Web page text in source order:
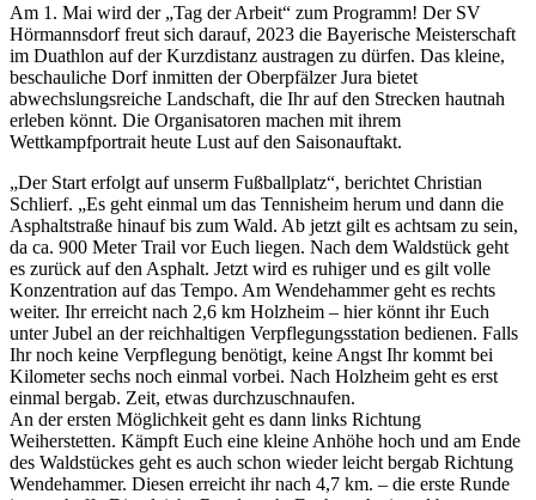
Am 1. Mai wird der „Tag der Arbeit“ zum Programm! Der SV
Hörmannsdorf freut sich darauf, 2023 die Bayerische Meisterschaft
im Duathlon auf der Kurzdistanz austragen zu dürfen. Das kleine,
beschauliche Dorf inmitten der Oberpfälzer Jura bietet
abwechslungsreiche Landschaft, die Ihr auf den Strecken hautnah
erleben könnt. Die Organisatoren machen mit ihrem
Wettkampfportrait heute Lust auf den Saisonauftakt.
„Der Start erfolgt auf unserm Fußballplatz“, berichtet Christian
Schlierf. „Es geht einmal um das Tennisheim herum und dann die
Asphaltstraße hinauf bis zum Wald. Ab jetzt gilt es achtsam zu sein,
da ca. 900 Meter Trail vor Euch liegen. Nach dem Waldstück geht
es zurück auf den Asphalt. Jetzt wird es ruhiger und es gilt volle
Konzentration auf das Tempo. Am Wendehammer geht es rechts
weiter. Ihr erreicht nach 2,6 km Holzheim – hier könnt ihr Euch
unter Jubel an der reichhaltigen Verpflegungsstation bedienen. Falls
Ihr noch keine Verpflegung benötigt, keine Angst Ihr kommt bei
Kilometer sechs noch einmal vorbei. Nach Holzheim geht es erst
einmal bergab. Zeit, etwas durchzuschnaufen.
An der ersten Möglichkeit geht es dann links Richtung
Weiherstetten. Kämpft Euch eine kleine Anhöhe hoch und am Ende
des Waldstückes geht es auch schon wieder leicht bergab Richtung
Wendehammer. Diesen erreicht ihr nach 4,7 km. – die erste Runde